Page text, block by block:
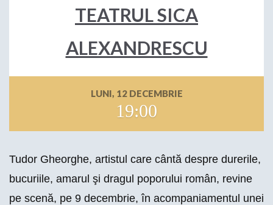
TEATRUL SICA
ALEXANDRESCU
LUNI, 12 DECEMBRIE
19:00
Tudor Gheorghe, artistul care cântă despre durerile,
bucuriile, amarul şi dragul poporului român, revine
pe scenă, pe 9 decembrie, în acompaniamentul unei